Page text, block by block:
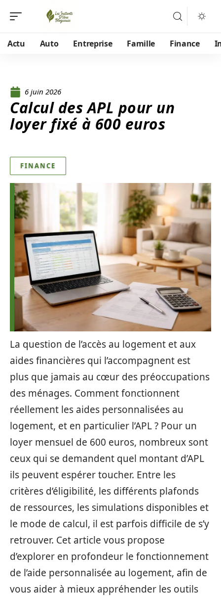
Actu Auto Entreprise Famille Finance
6 juin 2026
Calcul des APL pour un
loyer fixé à 600 euros
FINANCE
La question de l’accès au logement et aux
aides financières qui l’accompagnent est
plus que jamais au cœur des préoccupations
des ménages. Comment fonctionnent
réellement les aides personnalisées au
logement, et en particulier l’APL ? Pour un
loyer mensuel de 600 euros, nombreux sont
ceux qui se demandent quel montant d’APL
ils peuvent espérer toucher. Entre les
critères d’éligibilité, les différents plafonds
de ressources, les simulations disponibles et
le mode de calcul, il est parfois difficile de s’y
retrouver. Cet article vous propose
d’explorer en profondeur le fonctionnement
de l’aide personnalisée au logement, afin de
vous aider à mieux appréhender les outils